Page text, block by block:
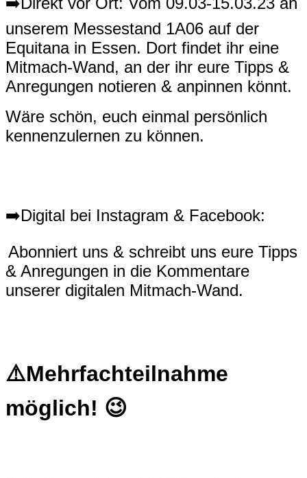
unserem Messestand 1A06 auf der
Equitana in Essen. Dort findet ihr eine
Mitmach-Wand, an der ihr eure Tipps &
Anregungen notieren & anpinnen könnt.
Wäre schön, euch einmal persönlich
kennenzulernen zu können.
➡️Digital bei Instagram & Facebook:
Abonniert uns & schreibt uns eure Tipps
& Anregungen in die Kommentare
unserer digitalen Mitmach-Wand.
⚠️Mehrfachteilnahme
möglich! 😉